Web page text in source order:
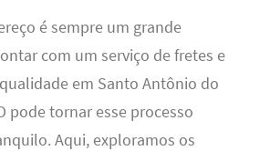
é sempre um grande
com um serviço de fretes e
em Santo Antônio do
pode tornar esse processo
Aqui, exploramos os